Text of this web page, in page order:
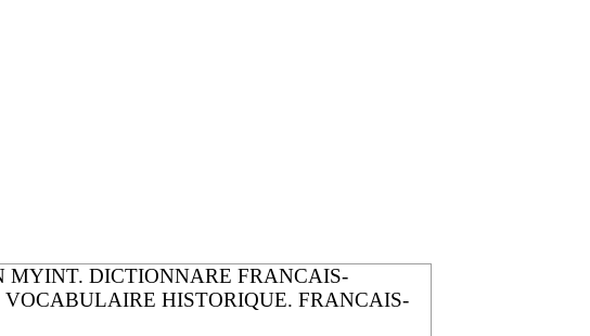
DICTIONNARE FRANCAIS-
VOCABULAIRE HISTORIQUE. FRANCAIS-